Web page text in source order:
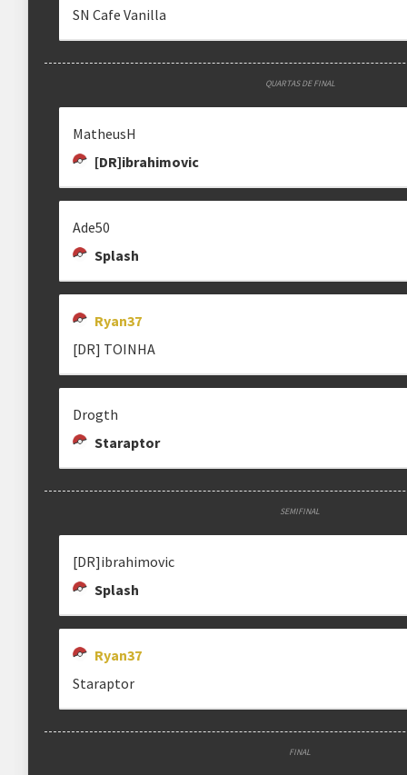
SN Cafe Vanilla
QUARTAS DE FINAL
MatheusH
[DR]ibrahimovic
Ade50
Splash
Ryan37
[DR] TOINHA
Drogth
Staraptor
SEMIFINAL
[DR]ibrahimovic
Splash
Ryan37
Staraptor
FINAL